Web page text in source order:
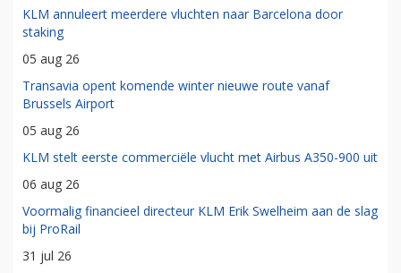
KLM annuleert meerdere vluchten naar Barcelona door
staking
05 aug 26
Transavia opent komende winter nieuwe route vanaf
Brussels Airport
05 aug 26
KLM stelt eerste commerciële vlucht met Airbus A350-900 uit
06 aug 26
Voormalig financieel directeur KLM Erik Swelheim aan de slag
bij ProRail
31 jul 26